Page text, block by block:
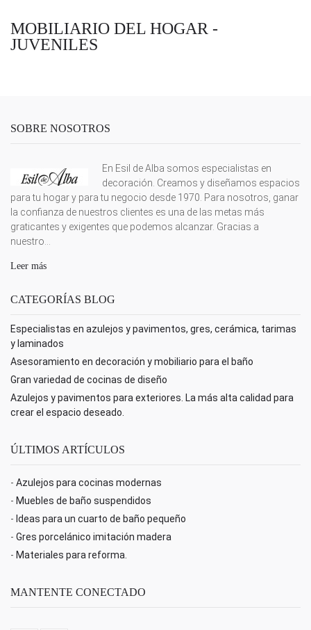
MOBILIARIO DEL HOGAR -
JUVENILES
SOBRE NOSOTROS
En Esil de Alba somos especialistas en
decoración. Creamos y diseñamos espacios
para tu hogar y para tu negocio desde 1970. Para nosotros, ganar
la confianza de nuestros clientes es una de las metas más
graticantes y exigentes que podemos alcanzar. Gracias a
nuestro...
Leer más
CATEGORÍAS BLOG
Especialistas en azulejos y pavimentos, gres, cerámica, tarimas
y laminados
Asesoramiento en decoración y mobiliario para el baño
Gran variedad de cocinas de diseño
Azulejos y pavimentos para exteriores. La más alta calidad para
crear el espacio deseado.
ÚLTIMOS ARTÍCULOS
- Azulejos para cocinas modernas
- Muebles de baño suspendidos
- Ideas para un cuarto de baño pequeño
- Gres porcelánico imitación madera
- Materiales para reforma.
MANTENTE CONECTADO